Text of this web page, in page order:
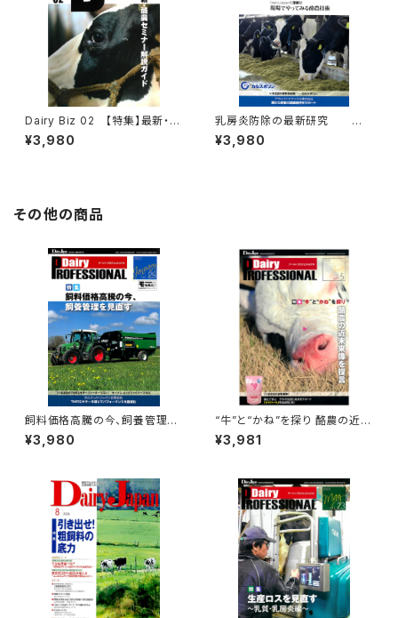
Dairy Biz 02 【特集】最新・酪
農セミナー解説ガイド
¥3,980
乳房炎防除の最新研究
Dairy P
ROFESSIONAL Vol.29
¥3,980
その他の商品
飼料価格高騰の今、飼養管理を
見直す Dairy PR
OFESSIONAL Vol.25
¥3,980
“牛”と“かね”を探り 酪農の近未
来像を提言
Dairy PROFESSION
¥3,981